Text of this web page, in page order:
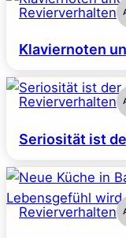
Revierverhalten
Klaviernoten
Revierverhalten
Seriosität ist
Revierverhalten